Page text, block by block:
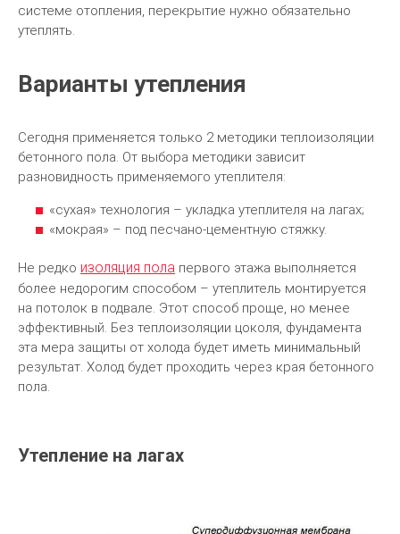
системе отопления, перекрытие нужно обязательно
утеплять.
Варианты утепления
Сегодня применяется только 2 методики теплоизоляции
бетонного пола. От выбора методики зависит
разновидность применяемого утеплителя:
«сухая» технология – укладка утеплителя на лагах;
«мокрая» – под песчано-цементную стяжку.
Не редко изоляция пола первого этажа выполняется
более недорогим способом – утеплитель монтируется
на потолок в подвале. Этот способ проще, но менее
эффективный. Без теплоизоляции цоколя, фундамента
эта мера защиты от холода будет иметь минимальный
результат. Холод будет проходить через края бетонного
пола.
Утепление на лагах